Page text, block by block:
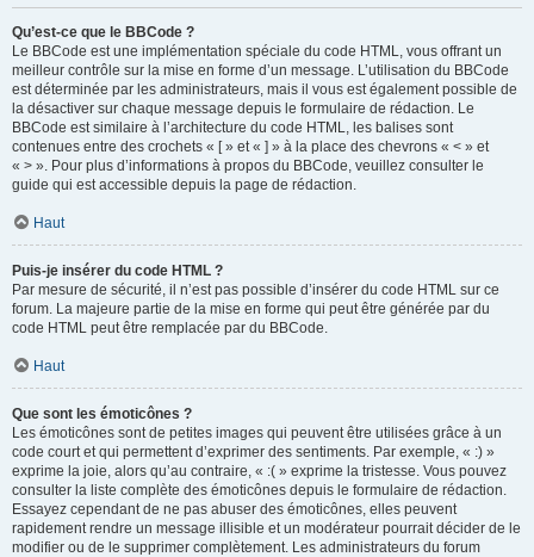
Qu’est-ce que le BBCode ?
Le BBCode est une implémentation spéciale du code HTML, vous offrant un
meilleur contrôle sur la mise en forme d’un message. L’utilisation du BBCode
est déterminée par les administrateurs, mais il vous est également possible de
la désactiver sur chaque message depuis le formulaire de rédaction. Le
BBCode est similaire à l’architecture du code HTML, les balises sont
contenues entre des crochets « [ » et « ] » à la place des chevrons « < » et
« > ». Pour plus d’informations à propos du BBCode, veuillez consulter le
guide qui est accessible depuis la page de rédaction.
Haut
Puis-je insérer du code HTML ?
Par mesure de sécurité, il n’est pas possible d’insérer du code HTML sur ce
forum. La majeure partie de la mise en forme qui peut être générée par du
code HTML peut être remplacée par du BBCode.
Haut
Que sont les émoticônes ?
Les émoticônes sont de petites images qui peuvent être utilisées grâce à un
code court et qui permettent d’exprimer des sentiments. Par exemple, « :) »
exprime la joie, alors qu’au contraire, « :( » exprime la tristesse. Vous pouvez
consulter la liste complète des émoticônes depuis le formulaire de rédaction.
Essayez cependant de ne pas abuser des émoticônes, elles peuvent
rapidement rendre un message illisible et un modérateur pourrait décider de le
modifier ou de le supprimer complètement. Les administrateurs du forum